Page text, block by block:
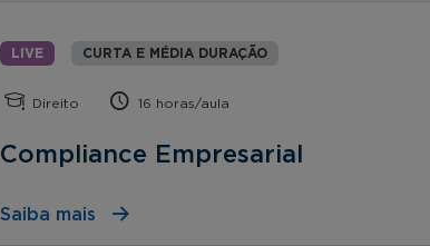
LIVE CURTA E MÉDIA DURAÇÃO
Direito 16 horas/aula
Compliance Empresarial
Saiba mais